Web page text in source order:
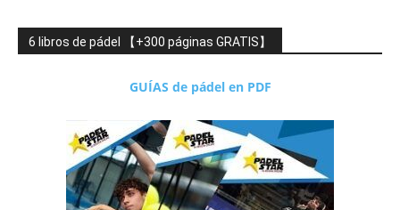
6 libros de pádel 【+300 páginas GRATIS】
GUÍAS de pádel en PDF